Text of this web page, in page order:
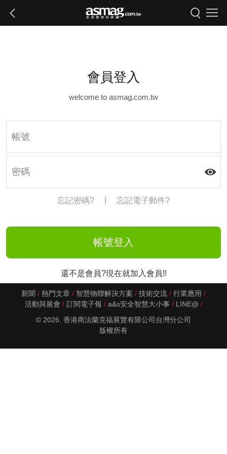
會員登入
welcome to asmag.com.tw
忘記密碼? 忘記電子郵件?
還不是會員?現在就加入會員!!
新聞 熱門文章 智慧物聯解決方案 技術交流
行業應用
活動與展會
訂閱電子報 a&s安全智慧大小事
LINE@
© 2026. 香港商法蘭克福展覽有限公司台灣分公司
版權所有